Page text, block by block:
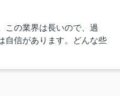
この業界は長いので、過
自信があります。どんな些